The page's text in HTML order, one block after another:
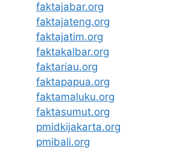
faktajabar.org
faktajateng.org
faktajatim.org
faktakalbar.org
faktariau.org
faktapapua.org
faktamaluku.org
faktasumut.org
pmidkijakarta.org
pmibali.org